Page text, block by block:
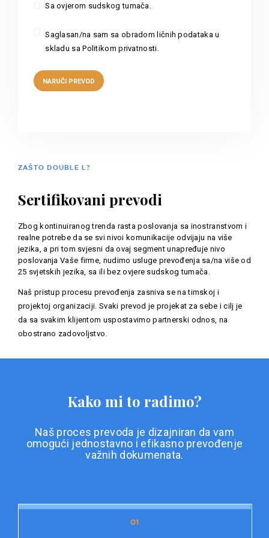
Sa ovjerom sudskog tumača.
Saglasan/na sam sa obradom ličnih podataka u
skladu sa Politikom privatnosti.
ZAŠTO DOUBLE L?
Sertifikovani prevodi
Zbog kontinuiranog trenda rasta poslovanja sa inostranstvom i
realne potrebe da se svi nivoi komunikacije odvijaju na više
jezika, a pri tom svjesni da ovaj segment unapređuje nivo
poslovanja Vaše firme, nudimo usluge prevođenja sa/na više od
25 svjetskih jezika, sa ili bez ovjere sudskog tumača.
Naš pristup procesu prevođenja zasniva se na timskoj i
projektoj organizaciji. Svaki prevod je projekat za sebe i cilj je
da sa svakim klijentom uspostavimo partnerski odnos, na
obostrano zadovoljstvo.
Kako mi to radimo?
Naš proces prevoda je dizajniran da vam
omogući jednostavno i efikasno prevođenje
važnih dokumenata.
01
01